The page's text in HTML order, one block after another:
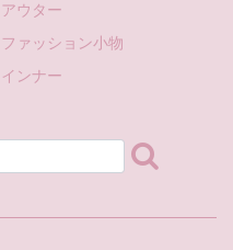
アウター
ファッション小物
インナー